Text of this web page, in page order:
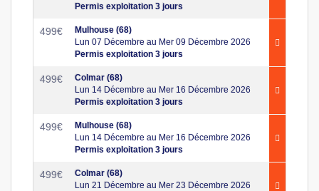
Permis exploitation 3 jours
499€
Mulhouse (68)
Lun 07 Décembre au Mer 09 Décembre 2026
Permis exploitation 3 jours
499€
Colmar (68)
Lun 14 Décembre au Mer 16 Décembre 2026
Permis exploitation 3 jours
499€
Mulhouse (68)
Lun 14 Décembre au Mer 16 Décembre 2026
Permis exploitation 3 jours
499€
Colmar (68)
Lun 21 Décembre au Mer 23 Décembre 2026